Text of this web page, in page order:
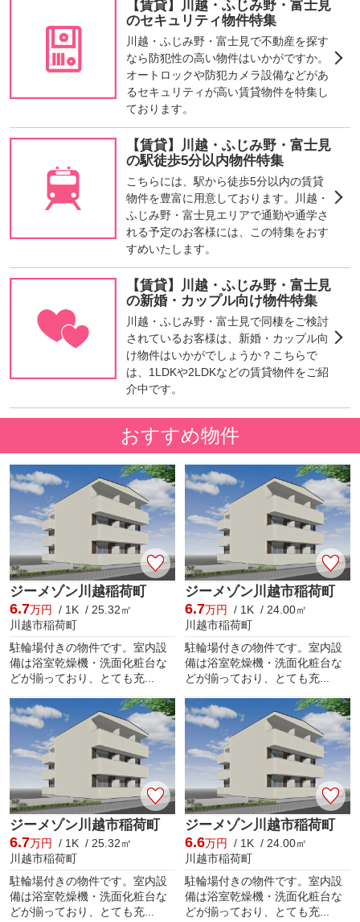
【賃貸】川越・ふじみ野・富士見
のセキュリティ物件特集
川越・ふじみ野・富士見で不動産を探す
なら防犯性の高い物件はいかがですか。
オートロックや防犯カメラ設備などがあ
るセキュリティが高い賃貸物件を特集し
ております。
【賃貸】川越・ふじみ野・富士見
の駅徒歩5分以内物件特集
こちらには、駅から徒歩5分以内の賃貸
物件を豊富に用意しております。川越・
ふじみ野・富士見エリアで通勤や通学さ
れる予定のお客様には、この特集をおす
すめいたします。
【賃貸】川越・ふじみ野・富士見
の新婚・カップル向け物件特集
川越・ふじみ野・富士見で同棲をご検討
されているお客様は、新婚・カップル向
け物件はいかがでしょうか？こちらで
は、1LDKや2LDKなどの賃貸物件をご紹
介中です。
おすすめ物件
ジーメゾン川越稲荷町
6.7万円
/ 1K / 25.32㎡
川越市稲荷町
駐輪場付きの物件です。室内設
備は浴室乾燥機・洗面化粧台な
どが揃っており、とても充...
ジーメゾン川越市稲荷町
6.7万円
/ 1K / 24.00㎡
川越市稲荷町
駐輪場付きの物件です。室内設
備は浴室乾燥機・洗面化粧台な
どが揃っており、とても充...
ジーメゾン川越市稲荷町
6.7万円 / 1K / 25.32㎡
川越市稲荷町
駐輪場付きの物件です。室内設
備は浴室乾燥機・洗面化粧台な
どが揃っており、とても充...
ジーメゾン川越市稲荷町
6.6万円 / 1K / 24.00㎡
川越市稲荷町
駐輪場付きの物件です。室内設
備は浴室乾燥機・洗面化粧台な
どが揃っており、とても充...